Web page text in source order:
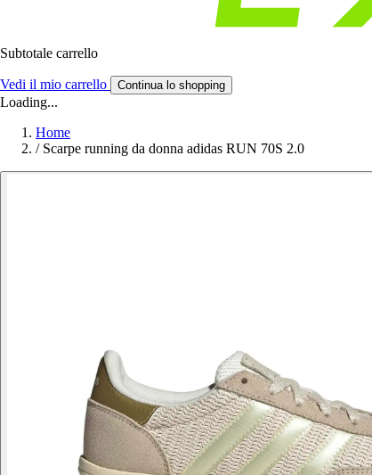
Subtotale carrello
Vedi il mio carrello Continua lo shopping
Loading...
Home
/ Scarpe running da donna adidas RUN 70S 2.0